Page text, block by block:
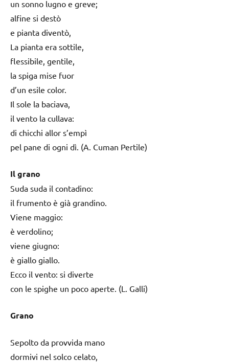
un sonno lugno e greve;
alfine si destò
e pianta diventò,
La pianta era sottile,
flessibile, gentile,
la spiga mise fuor
d’un esile color.
Il sole la baciava,
il vento la cullava:
di chicchi allor s’empì
pel pane di ogni dì. (A. Cuman Pertile)
Il grano
Suda suda il contadino:
il frumento è già grandino.
Viene maggio:
è verdolino;
viene giugno:
è giallo giallo.
Ecco il vento: si diverte
con le spighe un poco aperte. (L. Galli)
Grano
Sepolto da provvida mano
dormivi nel solco celato,